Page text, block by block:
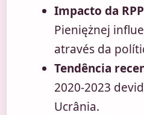
Impacto da
Pieniężnej
através da
Tendência
2020-2023
Ucrânia.